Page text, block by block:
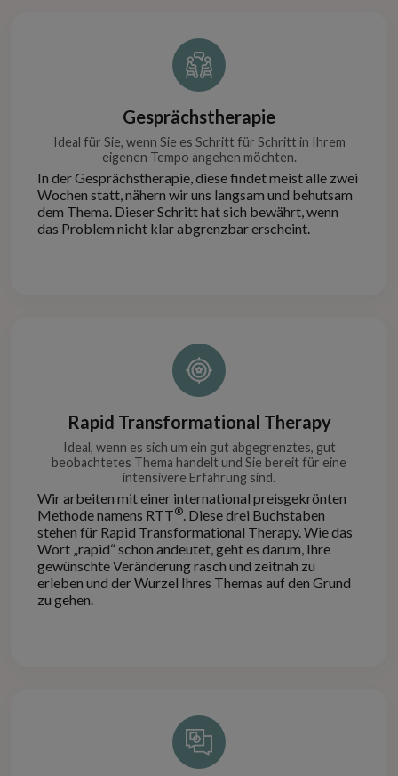
Gesprächstherapie
Ideal für Sie, wenn Sie es Schritt für Schritt in Ihrem
eigenen Tempo angehen möchten.
In der Gesprächstherapie, diese findet meist alle zwei
Wochen statt, nähern wir uns langsam und behutsam
dem Thema. Dieser Schritt hat sich bewährt, wenn
das Problem nicht klar abgrenzbar erscheint.
Rapid Transformational Therapy
Ideal, wenn es sich um ein gut abgegrenztes, gut
beobachtetes Thema handelt und Sie bereit für eine
intensivere Erfahrung sind.
Wir arbeiten mit einer international preisgekrönten
Methode namens RTT®. Diese drei Buchstaben
stehen für Rapid Transformational Therapy. Wie das
Wort „rapid“ schon andeutet, geht es darum, Ihre
gewünschte Veränderung rasch und zeitnah zu
erleben und der Wurzel Ihres Themas auf den Grund
zu gehen.